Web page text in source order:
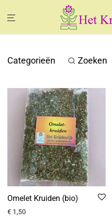
Categorieën Zoeken
Omelet Kruiden (bio)
€ 1,50